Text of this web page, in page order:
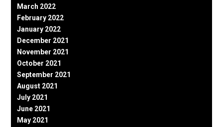
March 2022
February 2022
January 2022
December 2021
November 2021
October 2021
September 2021
August 2021
July 2021
June 2021
May 2021